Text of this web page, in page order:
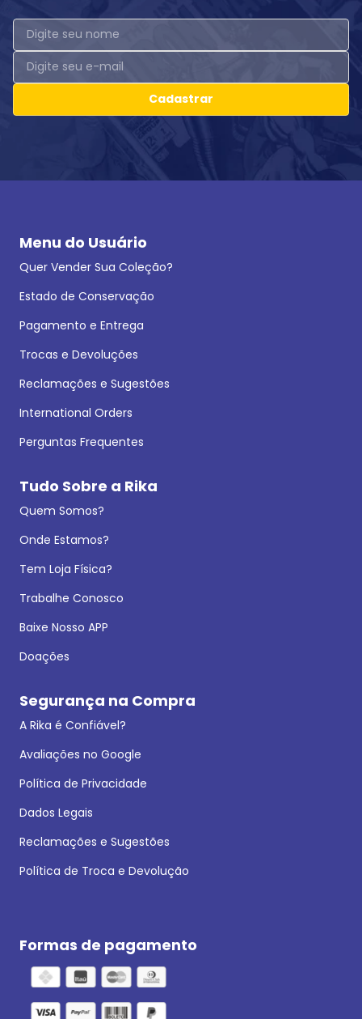
Cadastrar
Menu do Usuário
Quer Vender Sua Coleção?
Estado de Conservação
Pagamento e Entrega
Trocas e Devoluções
Reclamações e Sugestões
International Orders
Perguntas Frequentes
Tudo Sobre a Rika
Quem Somos?
Onde Estamos?
Tem Loja Física?
Trabalhe Conosco
Baixe Nosso APP
Doações
Segurança na Compra
A Rika é Confiável?
Avaliações no Google
Política de Privacidade
Dados Legais
Reclamações e Sugestões
Política de Troca e Devolução
Formas de pagamento